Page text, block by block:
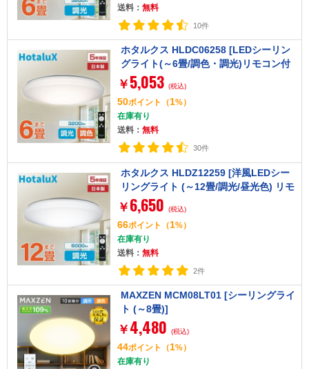
送料： 無料
10件
ホタルクス HLDC06258 [LEDシーリン
グライト(～6畳/調色・調光)リモコン付
き]
￥ 5,053 (税込)
50ポイント （1%）
在庫有り
送料： 無料
30件
ホタルクス HLDZ12259 [洋風LEDシー
リングライト (～12畳/調光/昼光色) リモ
コン付き]
￥ 6,650 (税込)
66ポイント （1%）
在庫有り
送料： 無料
2件
MAXZEN MCM08LT01 [シーリングライ
ト (～8畳)]
￥ 4,480 (税込)
44ポイント （1%）
在庫有り